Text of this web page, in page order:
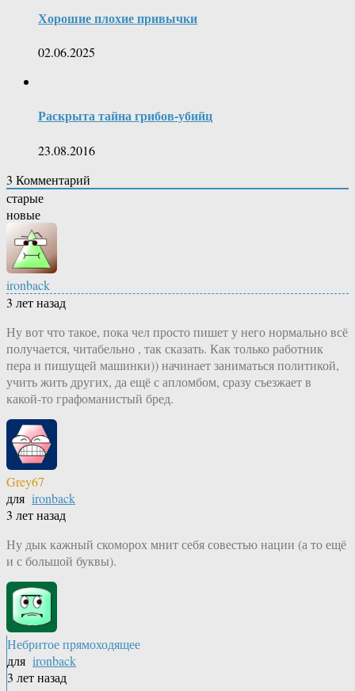
Хорошие плохие привычки
02.06.2025
Раскрыта тайна грибов-убийц
23.08.2016
3 Комментарий
старые
новые
ironback
3 лет назад
Ну вот что такое, пока чел просто пишет у него нормально всё
получается, читабельно , так сказать. Как только работник
пера и пишущей машинки)) начинает заниматься политикой,
учить жить других, да ещё с апломбом, сразу съезжает в
какой-то графоманистый бред.
Grey67
для ironback
3 лет назад
Ну дык кажный скоморох мнит себя совестью нации (а то ещё
и с большой буквы).
Небритое прямоходящее
для ironback
3 лет назад